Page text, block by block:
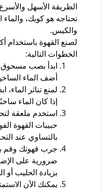
الطريقة الأسهل
تحتاجه هو كوبك،
والكيس.
لصنع القهوة باستخدام
الخطوات التالية:
ابدأ بصب مسحوق
أضف الماء
لمنع تناثر
إذا كان الماء
استخدم ملعقة
حبيبات القهوة
بالتساوي عند
جرب قهوتك وقم
ضرورية على
بزيادة الحليب أو
يمكنك الآن